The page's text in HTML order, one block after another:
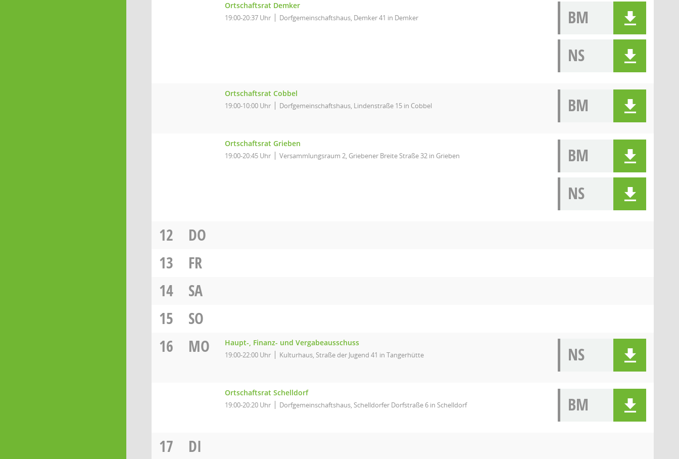
Ortschaftsrat Demker
19:00-20:37 Uhr Dorfgemeinschaftshaus, Demker 41 in Demker
BM
NS
Ortschaftsrat Cobbel
19:00-10:00 Uhr Dorfgemeinschaftshaus, Lindenstraße 15 in Cobbel BM
Ortschaftsrat Grieben
19:00-20:45 Uhr Versammlungsraum 2, Griebener Breite Straße 32 in Grieben
BM
NS
12
DO
13
FR
14
SA
15
SO
16
MO Haupt-, Finanz- und Vergabeausschuss
19:00-22:00 Uhr Kulturhaus, Straße der Jugend 41 in Tangerhütte NS
Ortschaftsrat Schelldorf
19:00-20:20 Uhr Dorfgemeinschaftshaus, Schelldorfer Dorfstraße 6 in Schelldorf BM
17 DI